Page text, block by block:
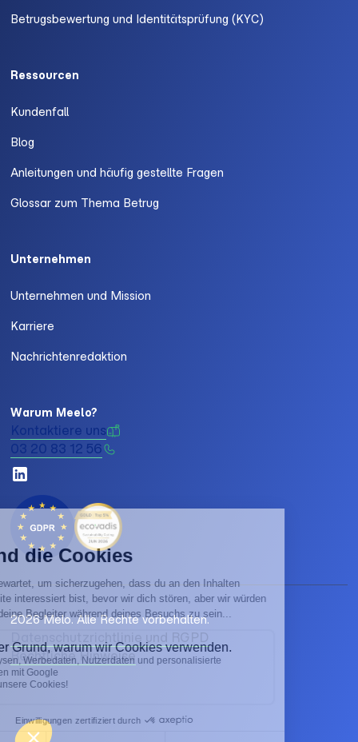
Betrugsbewertung und Identitätsprüfung (KYC)
Ressourcen
Kundenfall
Blog
Anleitungen und häufig gestellte Fragen
Glossar zum Thema Betrug
Unternehmen
Unternehmen und Mission
Karriere
Nachrichtenredaktion
Warum Meelo?
Kontaktiere uns
03 20 83 12 56
2026 Melo. Alle Rechte vorbehalten.
Datenschutzrichtlinie und RGPD
Rechtliche Hinweise